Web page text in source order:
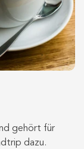
gehört für
dazu.